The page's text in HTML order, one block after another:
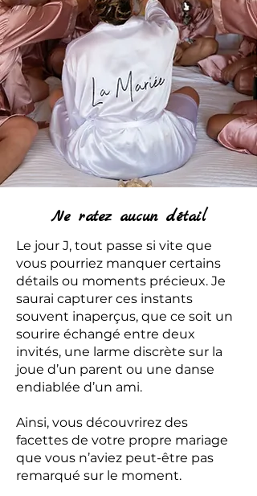
Ne ratez aucun détail
Le jour J, tout passe si vite que
vous pourriez manquer certains
détails ou moments précieux. Je
saurai capturer ces instants
souvent inaperçus, que ce soit un
sourire échangé entre deux
invités, une larme discrète sur la
joue d’un parent ou une danse
endiablée d’un ami.
Ainsi, vous découvrirez des
facettes de votre propre mariage
que vous n’aviez peut-être pas
remarqué sur le moment.